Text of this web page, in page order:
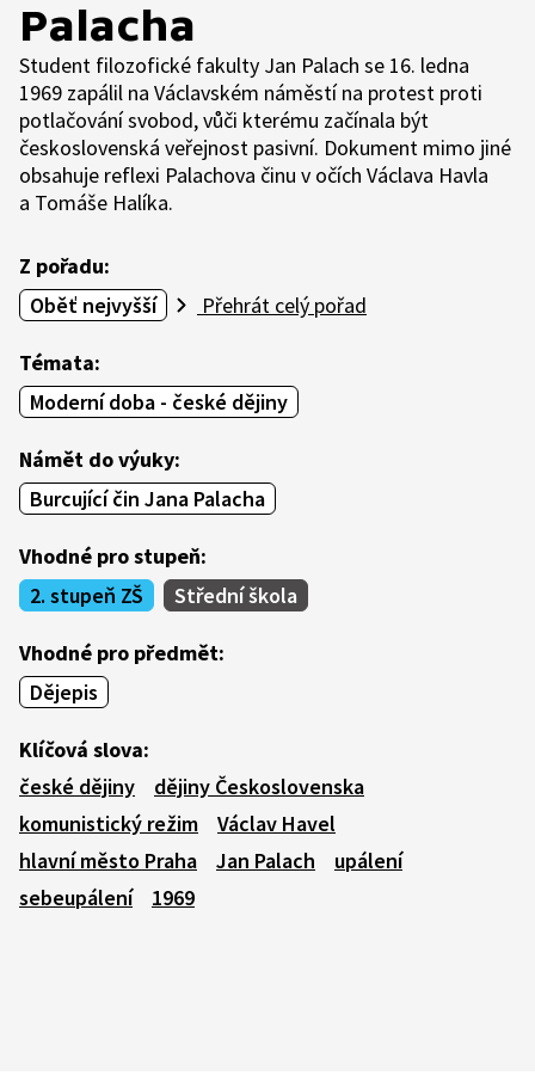
Palacha
Student filozofické fakulty Jan Palach se 16. ledna
1969 zapálil na Václavském náměstí na protest proti
potlačování svobod, vůči kterému začínala být
československá veřejnost pasivní. Dokument mimo jiné
obsahuje reflexi Palachova činu v očích Václava Havla
a Tomáše Halíka.
Z pořadu:
Oběť nejvyšší
Přehrát celý pořad
Témata:
Moderní doba - české dějiny
Námět do výuky:
Burcující čin Jana Palacha
Vhodné pro stupeň:
2. stupeň ZŠ
Střední škola
Vhodné pro předmět:
Dějepis
Klíčová slova:
české dějiny
dějiny Československa
komunistický režim
Václav Havel
hlavní město Praha
Jan Palach
upálení
sebeupálení
1969